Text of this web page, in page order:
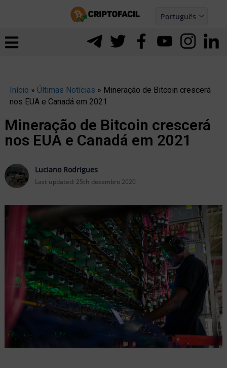
Português
Español
Início » Últimas Notícias » Mineração de Bitcoin crescerá
nos EUA e Canadá em 2021
Mineração de Bitcoin crescerá
nos EUA e Canadá em 2021
Luciano Rodrigues
Last updated: 25th dezembro 2020